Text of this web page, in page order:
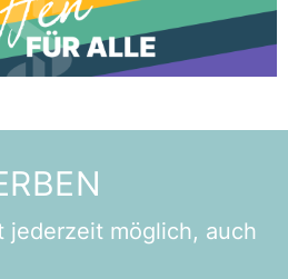
jederzeit möglich, auch